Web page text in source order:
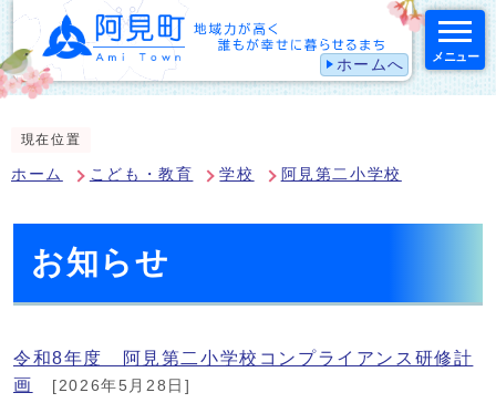
ホームへ メニュー
現在位置
ホーム こども・教育 学校 阿見第二小学校
お知らせ
令和8年度 阿見第二小学校コンプライアンス研修計
画
[2026年5月28日]